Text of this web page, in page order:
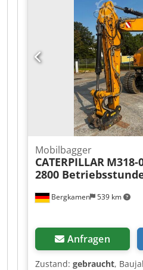
Abstützbeinen; Komplett
Bergkamen 539 km
Mobilbagger
CATERPILLAR M318-
2800
Anfragen
Zustand: gebraucht,